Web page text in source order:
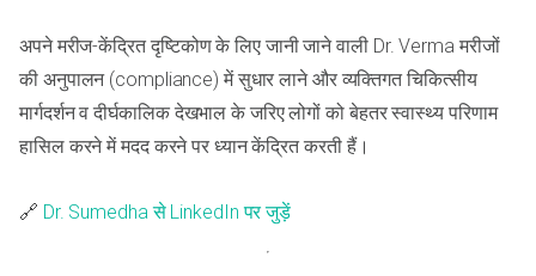
अपने मरीज-केंद्रित दृष्टिकोण के लिए जानी जाने वाली Dr. Verma मरीजों
की अनुपालन (compliance) में सुधार लाने और व्यक्तिगत चिकित्सीय
मार्गदर्शन व दीर्घकालिक देखभाल के जरिए लोगों को बेहतर स्वास्थ्य परिणाम
हासिल करने में मदद करने पर ध्यान केंद्रित करती हैं।
🔗 Dr. Sumedha से LinkedIn पर जुड़ें